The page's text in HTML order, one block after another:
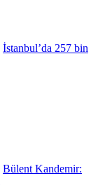
İstanbul’da 257 bin
Bülent Kandemir: